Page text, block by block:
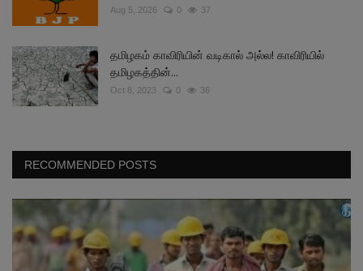
Aug 5, 2026 0 37
தமிழகம் காவிரியின் வடிகால் அல்ல! காவிரியில்
தமிழகத்தின்...
Oct 8, 2023 0 36
RECOMMENDED POSTS